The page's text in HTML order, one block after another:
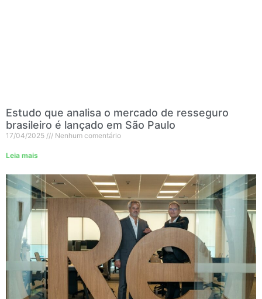
Estudo que analisa o mercado de resseguro
brasileiro é lançado em São Paulo
17/04/2025 Nenhum comentário
Leia mais